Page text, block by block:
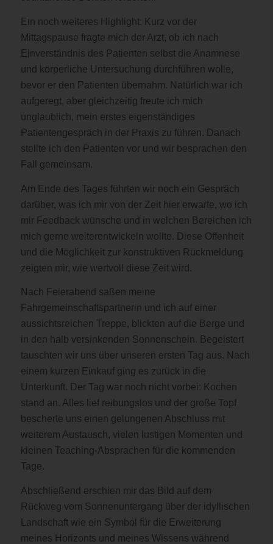
Ein noch weiteres Highlight: Kurz vor der
Mittagspause fragte mich der Arzt, ob ich nach
Einverständnis des Patienten selbst die Anamnese
und körperliche Untersuchung durchführen wolle,
bevor er den Patienten übernahm. Natürlich war ich
aufgeregt, aber gleichzeitig freute ich mich
unglaublich, mein erstes eigenständiges
Patientengespräch in der Praxis zu führen. Danach
stellte ich den Patienten vor und wir besprachen den
Fall gemeinsam.
Am Ende des Tages führten wir noch ein Gespräch
darüber, was ich mir von der Zeit hier erwarte, wo ich
mir Feedback wünsche und in welchen Bereichen ich
mich gerne weiterentwickeln wollte. Diese Offenheit
und die Möglichkeit zur konstruktiven Rückmeldung
zeigten mir, wie wertvoll diese Zeit wird.
Nach Feierabend saßen meine
Fahrgemeinschaftspartnerin und ich auf einer
aussichtsreichen Treppe, blickten auf die Berge und
in den halb versinkenden Sonnenschein. Begeistert
tauschten wir uns über unseren ersten Tag aus. Nach
einem kurzen Einkauf ging es zurück in die
Unterkunft. Der Tag war noch nicht vorbei: Kochen
stand an. Alles lief reibungslos und der große Topf
bescherte uns einen gelungenen Abschluss mit
weiterem Austausch, vielen lustigen Momenten und
kleinen Teaching-Absprachen für die kommenden
Tage.
Abschließend erschien mir das Bild auf dem
Rückweg vom Sonnenuntergang über der idyllischen
Landschaft wie ein Symbol für die Erweiterung
meines Horizonts und meines Wissens während